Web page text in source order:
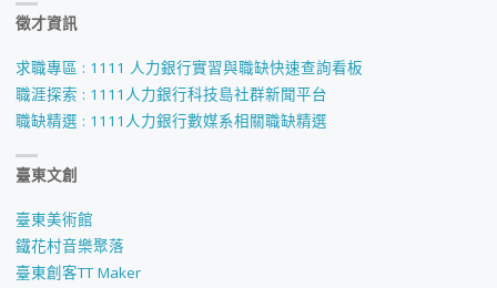
徵才資訊
求職專區 : 1111 人力銀行實習與職缺快速查詢看板
職涯探索 : 1111人力銀行科技島社群新聞平台
職缺精選 : 1111人力銀行數媒系相關職缺精選
臺東文創
臺東美術館
鐵花村音樂聚落
臺東創客TT Maker